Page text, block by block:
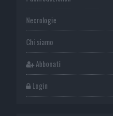
Necrologie
Chi siamo
Abbonati
Login